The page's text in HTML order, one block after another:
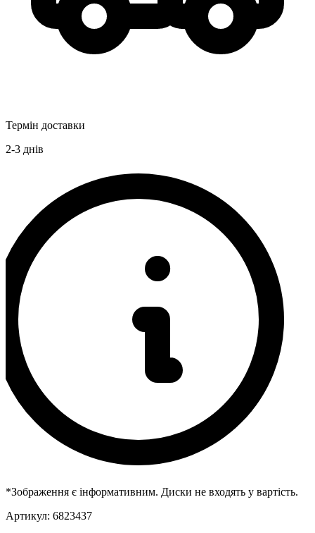
Термін доставки
2-3 днів
*Зображення є інформативним. Диски не входять у вартість.
Артикул: 6823437